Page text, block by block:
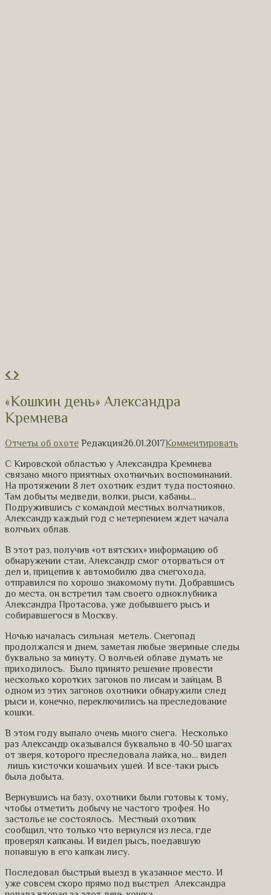
«Кошкин день» Александра
Кремнева
Отчеты об охоте Редакция26.01.2017Комментировать
С Кировской областью у Александра Кремнева
связано много приятных охотничьих воспоминаний.
На протяжении 8 лет охотник ездит туда постоянно.
Там добыты медведи, волки, рыси, кабаны…
Подружившись с командой местных волчатников,
Александр каждый год с нетерпением ждет начала
волчьих облав.
В этот раз, получив «от вятских» информацию об
обнаружении стаи, Александр смог оторваться от
дел и, прицепив к автомобилю два снегохода,
отправился по хорошо знакомому пути. Добравшись
до места, он встретил там своего одноклубника
Александра Протасова, уже добывшего рысь и
собиравшегося в Москву.
Ночью началась сильная метель. Снегопад
продолжался и днем, заметая любые звериные следы
буквально за минуту. О волчьей облаве думать не
приходилось. Было принято решение провести
несколько коротких загонов по лисам и зайцам. В
одном из этих загонов охотники обнаружили след
рыси и, конечно, переключились на преследование
кошки.
В этом году выпало очень много снега. Несколько
раз Александр оказывался буквально в 40-50 шагах
от зверя, которого преследовала лайка, но… видел
лишь кисточки кошачьих ушей. И все-таки рысь
была добыта.
Вернувшись на базу, охотники были готовы к тому,
чтобы отметить добычу не частого трофея. Но
застолье не состоялось. Местный охотник
сообщил, что только что вернулся из леса, где
проверял капканы. И видел рысь, поедавшую
попавшую в его капкан лису.
Последовал быстрый выезд в указанное место. И
уже совсем скоро прямо под выстрел Александра